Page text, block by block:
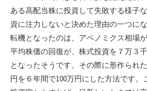
ある高配当株に投資して失敗する様子
資に注力しないと決めた理由の一つに
転機となったのは、アベノミクス相場
平均株価の回復が、株式投資を７万３
となったそうです。その際に形作られ
円を６年間で100万円にした方法です。